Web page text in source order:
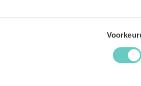
WAT ONZE